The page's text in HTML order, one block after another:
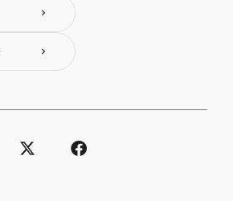
keyboard_arrow_right
keyboard_arrow_right